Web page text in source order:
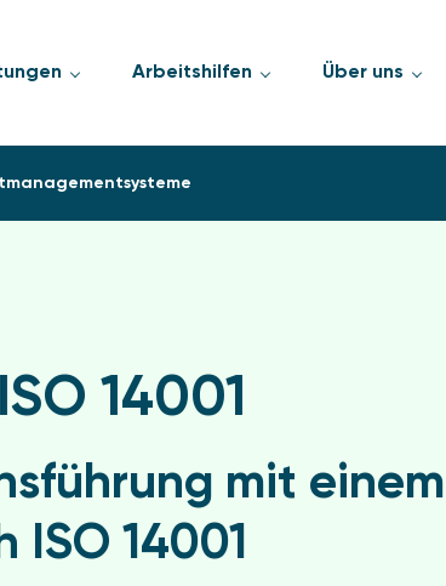
Arbeitshilfen Über uns
14001
mit einem
14001